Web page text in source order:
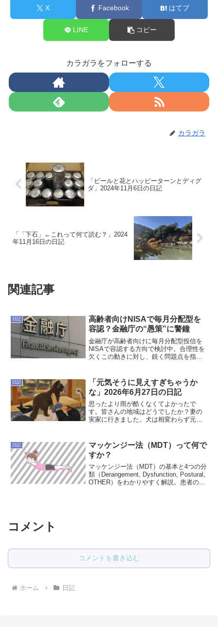
X Facebook はてブ
LINE コピー
カラガラをフォローする
カラガラ
「ビールと花とハッピーターンとディグ
ダ」2024年11月6日の日記
「「下石」←これって何て読む？」2024
年11月16日の日記
関連記事
日記
高齢者向けNISAで毎月分配型を
容認？金融庁の“愚策”に警鐘
金融庁が高齢者向けに毎月分配型投信を
NISAで容認する方向で検討中。合理性を
欠くこの動きに対し、鋭く問題点を指摘
日記
「元気そうに見えすぎちゃうか
な」2026年6月27日の日記
思ったより雨が酷くなくてよかったで
す。皆さんの地域はどうでしたか？妻の
実家に行きました。犬は相変わらず元気
持って、「おすわり」を命じてみるも聞
く耳を持たず舌を手にねじ込...
日記
マッケンジー法（MDT）って何で
すか？
マッケンジー法（MDT）の基本と4つの分
類（Derangement, Dysfunction, Postural,
OTHER）をわかりやすく解説。患者の主
コメント
コメントを書き込む
ホーム 日記